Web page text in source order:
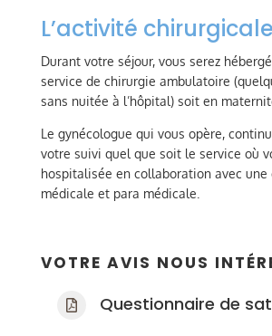
L’activité chirurgicale
Durant votre séjour, vous serez
service de chirurgie ambulatoire
sans nuitée à l’hôpital) soit en
Le gynécologue qui vous opère,
votre suivi quel que soit le service où
hospitalisée en collaboration avec une
médicale et para médicale.
VOTRE AVIS NOUS
 Questionnaire de